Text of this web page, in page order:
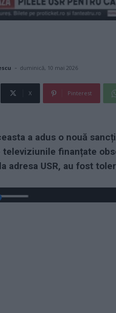
- duminică, 10 mai 2026
X Pinterest
a adus o nouă
televiziunile finanțate
adresa USR, au fost